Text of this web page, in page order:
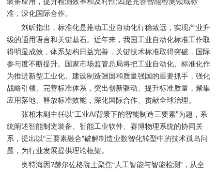
准，深化国际合作。
刘昕指出，标准化是推动工业自动化行稳致远，实现产业升
级的通用语言和关键基石。近年来，我国工业自动化标准工作取
得明显成效，体系架构日益完善，关键技术标准取得突破，国际
参与度不断提升。国家市场监管总局将把工业自动化、标准化作
为推进新型工业化、建设制造强国和质量强国的重要抓手，强化
战略引领、完善标准体系，突出创新驱动、提升标准质量，聚集
应用落地、释放标准效能，深化国际合作、贡献全球治理。
张相木副主任以“工业AI背景下的智能制造三要素”为题，系
统阐述智能制造装备、智能工业软件、赛博物理系统的协同关
系，提出以“三要素融合”破解制造业数智化转型中的技术孤岛问
题，为行业发展提供理论框架。
奥特海因?赫尔佐格院士聚焦“人工智能与智能检测”，从全